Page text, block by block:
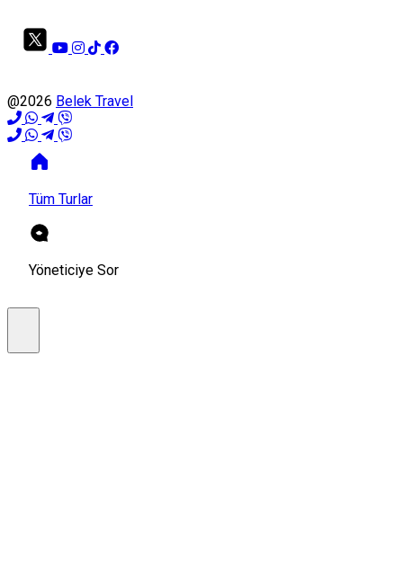
@2026 Belek Travel
Tüm Turlar
Yöneticiye Sor